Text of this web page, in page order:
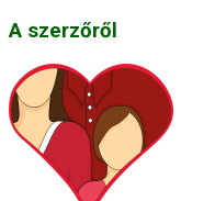
A szerzőről